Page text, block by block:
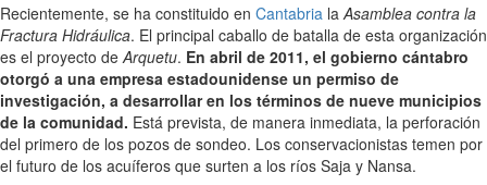
Recientemente, se ha constituido en Cantabria la Asamblea contra la
Fractura Hidráulica. El principal caballo de batalla de esta organización
es el proyecto de Arquetu. En abril de 2011, el gobierno cántabro
otorgó a una empresa estadounidense un permiso de
investigación, a desarrollar en los términos de nueve municipios
de la comunidad. Está prevista, de manera inmediata, la perforación
del primero de los pozos de sondeo. Los conservacionistas temen por
el futuro de los acuíferos que surten a los ríos Saja y Nansa.